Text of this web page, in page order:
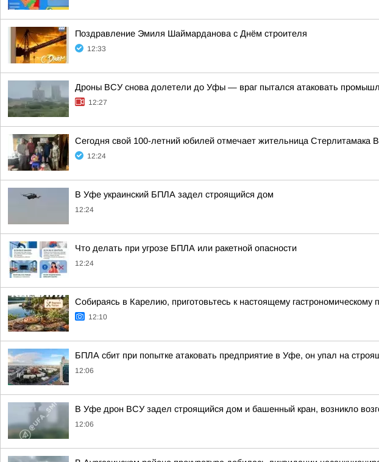
Поздравление Эмиля Шаймарданова с Днём строителя
12:33
Дроны ВСУ снова долетели до Уфы — враг пытался атаковать
12:27
Сегодня свой 100-летний юбилей отмечает жительница Стерлитамака
12:24
В Уфе украинский БПЛА задел строящийся дом
12:24
Что делать при угрозе БПЛА или ракетной опасности
12:24
Собираясь в Карелию, приготовьтесь к настоящему
12:10
БПЛА сбит при попытке атаковать предприятие в Уфе, он упал на
12:06
В Уфе дрон ВСУ задел строящийся дом и башенный кран, возникло
12:06